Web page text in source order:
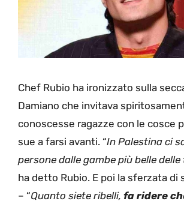
Chef Rubio ha ironizzato sulla
Damiano che invitava
conoscesse ragazze con le cosce
sue a farsi avanti. “In Palestina ci
persone dalle gambe più belle delle
ha detto Rubio. E poi la sferzata di
– “Quanto siete ribelli, fa ridere